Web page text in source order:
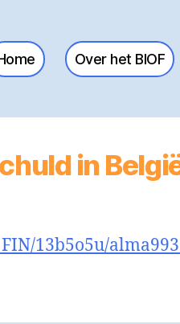
Over het BIOF
in
13b5o5u/